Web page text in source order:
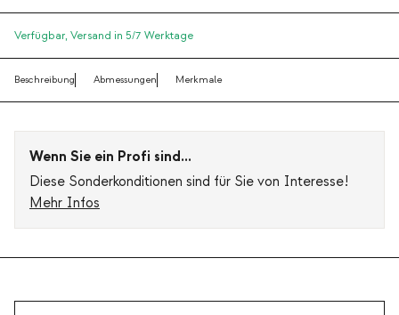
Verfügbar, Versand in 5/7 Werktage
Beschreibung Abmessungen Merkmale
Wenn Sie ein Profi sind...
Diese Sonderkonditionen sind für Sie von Interesse!
Mehr Infos